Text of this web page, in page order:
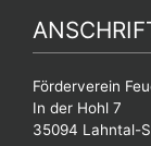
Förderverein
In der Hohl 7
35094 Lahntal-